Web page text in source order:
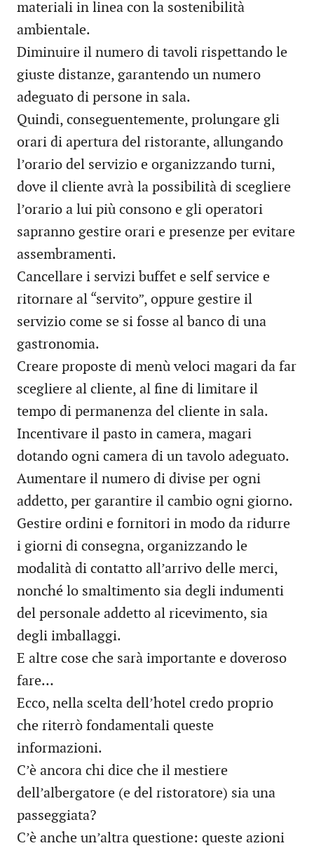
materiali in linea con la sostenibilità
ambientale.
Diminuire il numero di tavoli rispettando le
giuste distanze, garantendo un numero
adeguato di persone in sala.
Quindi, conseguentemente, prolungare gli
orari di apertura del ristorante, allungando
l’orario del servizio e organizzando turni,
dove il cliente avrà la possibilità di scegliere
l’orario a lui più consono e gli operatori
sapranno gestire orari e presenze per evitare
assembramenti.
Cancellare i servizi buffet e self service e
ritornare al “servito”, oppure gestire il
servizio come se si fosse al banco di una
gastronomia.
Creare proposte di menù veloci magari da far
scegliere al cliente, al fine di limitare il
tempo di permanenza del cliente in sala.
Incentivare il pasto in camera, magari
dotando ogni camera di un tavolo adeguato.
Aumentare il numero di divise per ogni
addetto, per garantire il cambio ogni giorno.
Gestire ordini e fornitori in modo da ridurre
i giorni di consegna, organizzando le
modalità di contatto all’arrivo delle merci,
nonché lo smaltimento sia degli indumenti
del personale addetto al ricevimento, sia
degli imballaggi.
E altre cose che sarà importante e doveroso
fare…
Ecco, nella scelta dell’hotel credo proprio
che riterrò fondamentali queste
informazioni.
C’è ancora chi dice che il mestiere
dell’albergatore (e del ristoratore) sia una
passeggiata?
C’è anche un’altra questione: queste azioni